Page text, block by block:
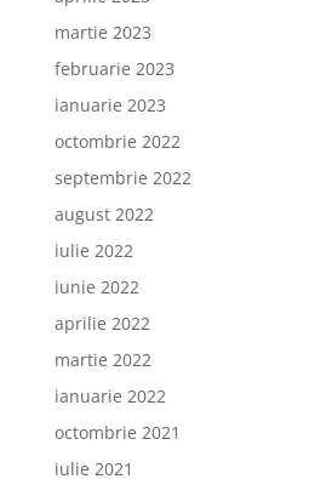
martie 2023
februarie 2023
ianuarie 2023
octombrie 2022
septembrie 2022
august 2022
iulie 2022
iunie 2022
aprilie 2022
martie 2022
ianuarie 2022
octombrie 2021
iulie 2021